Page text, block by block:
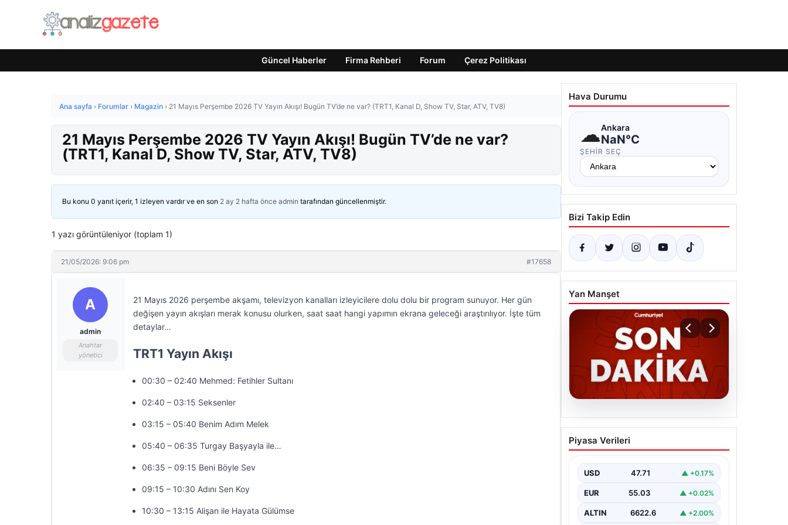
Güncel Haberler Firma Rehberi Forum Çerez Politikası
Ana sayfa › Forumlar › Magazin › 21 Mayıs Perşembe 2026 TV Yayın Akışı! Bugün TV’de ne var? (TRT1, Kanal D, Show TV, Star, ATV, TV8)
21 Mayıs Perşembe 2026 TV Yayın Akışı! Bugün TV’de ne var?
(TRT1, Kanal D, Show TV, Star, ATV, TV8)
Bu konu 0 yanıt içerir, 1 izleyen vardır ve en son 2 ay 2 hafta önce admin tarafından güncellenmiştir.
1 yazı görüntüleniyor (toplam 1)
21/05/2026: 9:06 pm #17658
A
admin
Anahtar
yönetici
21 Mayıs 2026 perşembe akşamı, televizyon kanalları izleyicilere dolu dolu bir program sunuyor. Her gün
değişen yayın akışları merak konusu olurken, saat saat hangi yapımın ekrana geleceği araştırılıyor. İşte tüm
detaylar…
TRT1 Yayın Akışı
00:30 – 02:40 Mehmed: Fetihler Sultanı
02:40 – 03:15 Seksenler
03:15 – 05:40 Benim Adım Melek
05:40 – 06:35 Turgay Başyayla ile…
06:35 – 09:15 Beni Böyle Sev
09:15 – 10:30 Adını Sen Koy
10:30 – 13:15 Alişan ile Hayata Gülümse
Hava Durumu
☁Ankara
NaN°C
ŞEHIR SEÇ
Bizi Takip Edin
Yan Manşet
06.08.2026
MGK’den 8 maddelik kritik
bildiri: Dikkat çeken
Piyasa Verileri
USD 47.71 ▲ +0.17%
EUR 55.03 ▲ +0.02%
ALTIN 6622.6 ▲ +2.00%